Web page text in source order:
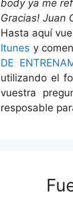
body ya me
Gracias! Juan
Hasta aquí
Itunes y
DE
utilizando el
vuestra
resposable